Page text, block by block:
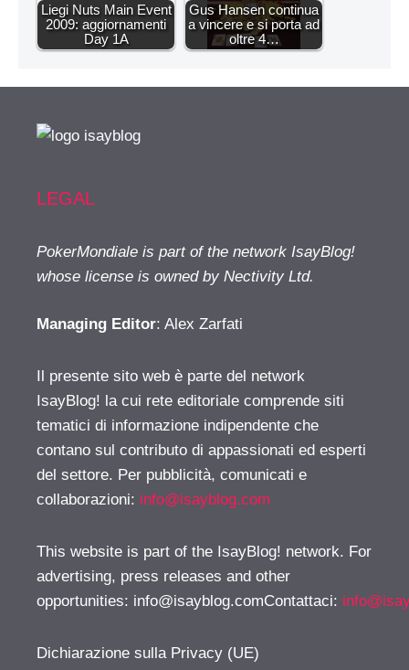
Liegi Nuts Main Event
2009: aggiornamenti
Day 1A
Gus Hansen continua
a vincere e si porta ad
oltre 4…
LEGAL
PokerMondiale is part of the network IsayBlog!
whose license is owned by Nectivity Ltd.
Managing Editor: Alex Zarfati
Il presente sito web è parte del network
IsayBlog! la cui rete editoriale comprende siti
tematici di informazione indipendente che
contano sul contributo di appassionati ed esperti
del settore. Per pubblicità, comunicati e
collaborazioni: info@isayblog.com
This website is part of the IsayBlog! network. For
advertising, press releases and other
opportunities: info@isayblog.comContattaci:
Dichiarazione sulla Privacy (UE)